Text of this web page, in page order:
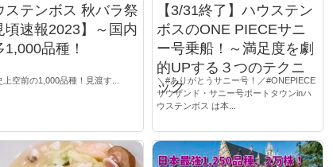
ステンボス 秋バラ祭
頃速報2023】～国内
1,000品種！
上空前の1,000品種！見渡す...
【3/31終了】ハウステン
ボスのONE PIECEサニ
ー号乗船！～満足度を劇
的UPする３つのテクニ
ック
＼#ありがとうサニー号！／#ONEPIECE
サウザンド・サニー号ポートタウンinハ
ウステンボス は本...